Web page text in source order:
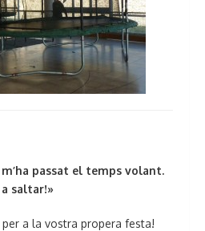
m’ha passat el temps volant.
saltar!»
a la vostra propera festa!